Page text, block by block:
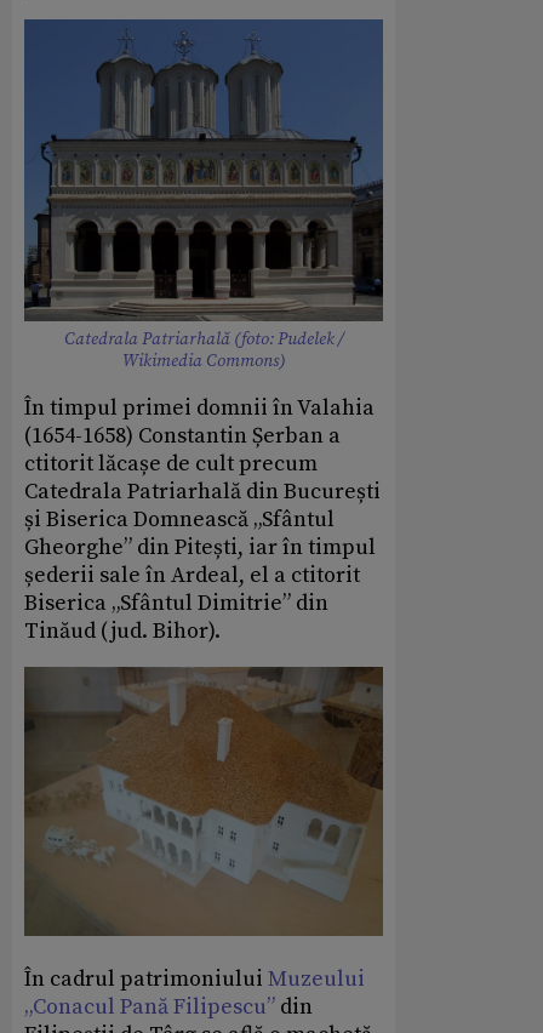
Catedrala Patriarhală (foto: Pudelek /
Wikimedia Commons)
În timpul primei domnii în Valahia
(1654-1658) Constantin Șerban a
ctitorit lăcașe de cult precum
Catedrala Patriarhală din București
și Biserica Domnească „Sfântul
Gheorghe” din Pitești, iar în timpul
șederii sale în Ardeal, el a ctitorit
Biserica „Sfântul Dimitrie” din
Tinăud (jud. Bihor).
În cadrul patrimoniului Muzeului
„Conacul Pană Filipescu” din